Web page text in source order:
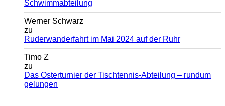
Schwimmabteilung
Werner Schwarz
zu
Ruderwanderfahrt im Mai 2024 auf der Ruhr
Timo Z
zu
Das Osterturnier der Tischtennis-Abteilung – rundum
gelungen